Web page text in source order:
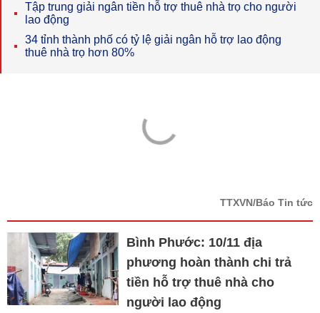
Tập trung giải ngân tiền hỗ trợ thuê nhà trọ cho người
lao động
34 tỉnh thành phố có tỷ lệ giải ngân hỗ trợ lao động
thuê nhà trọ hơn 80%
TTXVN/Báo Tin tức
Bình Phước: 10/11 địa
phương hoàn thành chi trả
tiền hỗ trợ thuê nhà cho
người lao động